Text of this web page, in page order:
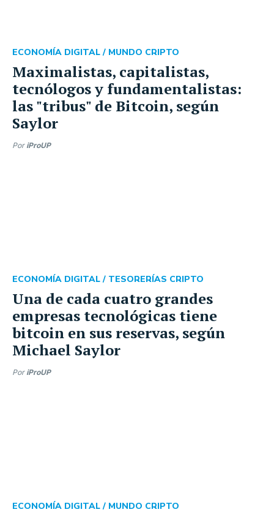
Maximalistas, capitalistas,
tecnólogos y fundamentalistas:
las "tribus" de Bitcoin, según
Saylor
ECONOMÍA DIGITAL / MUNDO CRIPTO
Por iProUP
Una de cada cuatro grandes
empresas tecnológicas tiene
bitcoin en sus reservas, según
Michael Saylor
ECONOMÍA DIGITAL / TESORERÍAS CRIPTO
Por iProUP
ECONOMÍA DIGITAL / MUNDO CRIPTO